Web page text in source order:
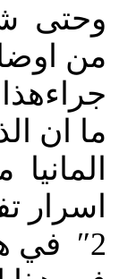
وحتى
من
جراءهذا
ما ان
اسرار
2″ في